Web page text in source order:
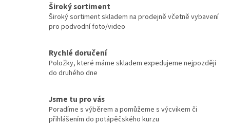
k
y
i
Široký sortiment
Široký sortiment skladem na prodejně včetně vybavení
pro podvodní foto/video
Rychlé doručení
Položky, které máme skladem expedujeme nejpozději
do druhého dne
Jsme tu pro vás
Poradíme s výběrem a pomůžeme s výcvikem či
přihlášením do potápěčského kurzu